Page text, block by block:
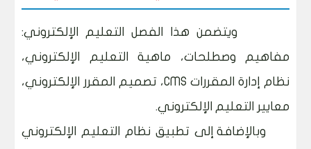
ويتضمن هذا الفصل التعليم الإلكتروني:
مفاهيم وصطلحات، ماهية التعليم الإلكتروني،
نظام إدارة المقررات CMS، تصميم المقرر الإلكتروني،
معايير التعليم الإلكتروني.
وبالإضافة إلى تطبيق نظام التعليم الإلكتروني